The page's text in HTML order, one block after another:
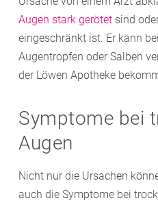
ebenfalls begünstigen und
verschlimmern. Zudem
Partikel in die Augen
Gleiche gilt für Cremes und
Augen stark gerötet sind
eingeschränkt ist. Er kann
Augentropfen oder Salben
der Löwen Apotheke
Symptome bei
Augen
Nicht nur die Ursachen
auch die Symptome bei